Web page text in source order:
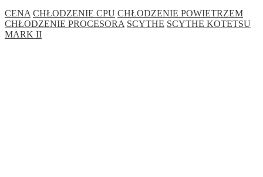
CENA CHŁODZENIE CPU CHŁODZENIE POWIETRZEM
CHŁODZENIE PROCESORA SCYTHE SCYTHE KOTETSU
MARK II